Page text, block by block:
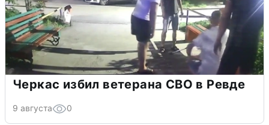
Черкас избил ветерана СВО в Ревде
9 августа 0